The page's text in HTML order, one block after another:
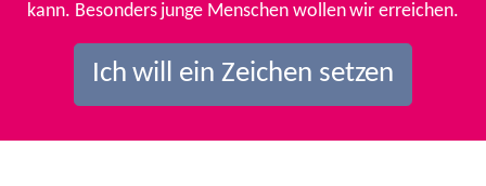
kann. Besonders junge Menschen wollen wir erreichen.
Ich will ein Zeichen setzen